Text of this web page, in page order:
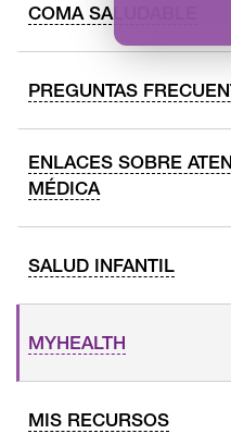
COMA SALUDABLE
PREGUNTAS
ENLACES SOBRE
MÉDICA
SALUD INFANTIL
MYHEALTH
MIS RECURSOS